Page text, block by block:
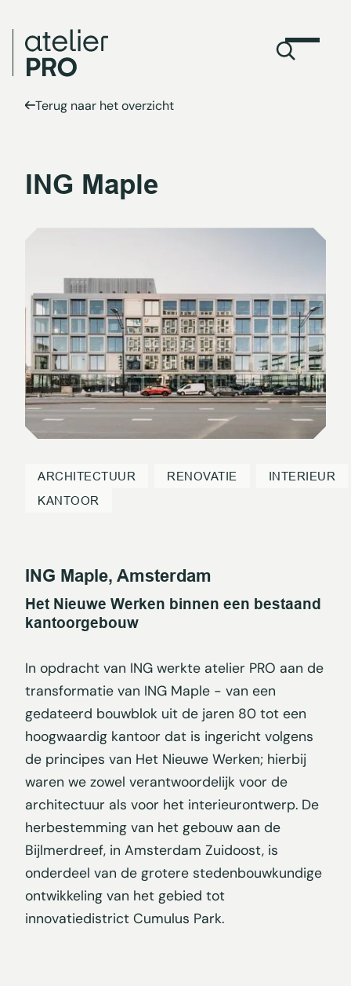
Terug naar het overzicht
ING Maple
ARCHITECTUUR RENOVATIE
INTERIEUR
KANTOOR
ING Maple, Amsterdam
Het Nieuwe Werken binnen een bestaand
kantoorgebouw
In opdracht van ING werkte atelier PRO aan de
transformatie van ING Maple - van een
gedateerd bouwblok uit de jaren 80 tot een
hoogwaardig kantoor dat is ingericht volgens
de principes van Het Nieuwe Werken; hierbij
waren we zowel verantwoordelijk voor de
architectuur als voor het interieurontwerp. De
herbestemming van het gebouw aan de
Bijlmerdreef, in Amsterdam Zuidoost, is
onderdeel van de grotere stedenbouwkundige
ontwikkeling van het gebied tot
innovatiedistrict Cumulus Park.